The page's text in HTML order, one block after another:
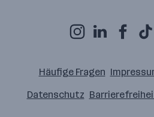
Häufige Fragen
Datenschutz